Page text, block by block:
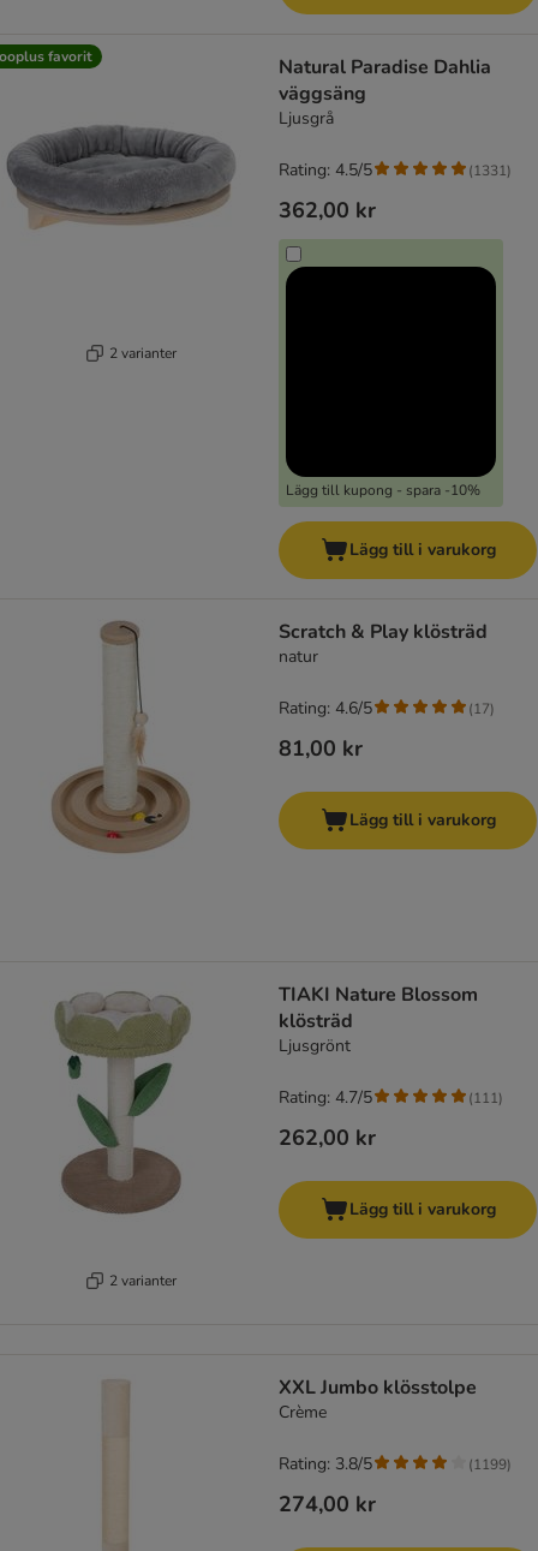
favorit
2 varianter
Natural Paradise Dahlia
väggsäng
Ljusgrå
362,00 kr
Lägg till kupong - spara -10%
Rating: 4.5/5 (1331)
Lägg till i varukorg
Scratch & Play klösträd
natur
81,00 kr
Rating: 4.6/5 (17)
Lägg till i varukorg
2 varianter
TIAKI Nature Blossom
klösträd
Ljusgrönt
262,00 kr
Rating: 4.7/5 (111)
Lägg till i varukorg
XXL Jumbo klösstolpe
Crème
274,00 kr
Rating: 3.8/5 (1199)